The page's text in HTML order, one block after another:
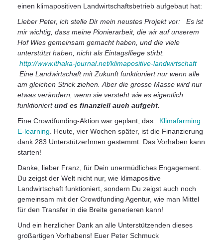
einen klimapositiven Landwirtschaftsbetrieb aufgebaut hat:
Lieber Peter, ich stelle Dir mein neustes Projekt vor: Es ist
mir wichtig, dass meine Pionierarbeit, die wir auf unserem
Hof Wies gemeinsam gemacht haben, und die viele
unterstützt haben, nicht als Eintagsfliege stirbt.
http://www.ithaka-journal.net/klimapositive-landwirtschaft
Eine Landwirtschaft mit Zukunft funktioniert nur wenn alle
am gleichen Strick ziehen. Aber die grosse Masse wird nur
etwas verändern, wenn sie versteht wie es eigentlich
funktioniertund es finanziell auch aufgeht.
Eine Crowdfunding-Aktion war geplant, das Klimafarming
E-learning . Heute, vier Wochen später, ist die Finanzierung
dank 283 UnterstützerInnen gestemmt. Das Vorhaben kann
starten!
Danke, lieber Franz, für Dein unermüdliches Engagement.
Du zeigst der Welt nicht nur, wie klimapositive
Landwirtschaft funktioniert, sondern Du zeigst auch noch
gemeinsam mit der Crowdfunding Agentur, wie man Mittel
für den Transfer in die Breite generieren kann!
Und ein herzlicher Dank an alle Unterstützenden dieses
großartigen Vorhabens! Euer Peter Schmuck